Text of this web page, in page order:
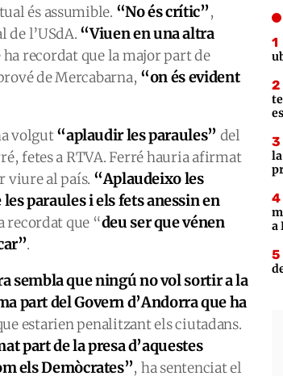
és assumible. “No és crític”,
de l’USdA. “Viuen en una altra
recordat que la major part de
de Mercabarna, “on és evident
volgut“aplaudir les paraules” del
fetes a RTVA. Ferré hauria afirmat
viure al país. “Aplaudeixo les
paraules i els fets anessin en
recordat que “deu ser que vénen
.
sembla que ningú no vol sortir a la
part del Govern d’Andorra que ha
estarien penalitzant els ciutadans.
part de la presa d’aquestes
els Demòcrates”, ha sentenciat el
a